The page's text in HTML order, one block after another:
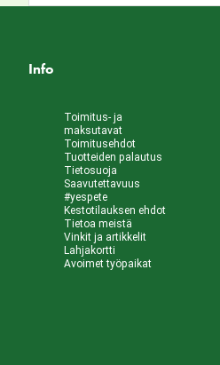
Info
Toimitus- ja
maksutavat
Toimitusehdot
Tuotteiden palautus
Tietosuoja
Saavutettavuus
#yespete
Kestotilauksen ehdot
Tietoa meistä
Vinkit ja artikkelit
Lahjakortti
Avoimet työpaikat